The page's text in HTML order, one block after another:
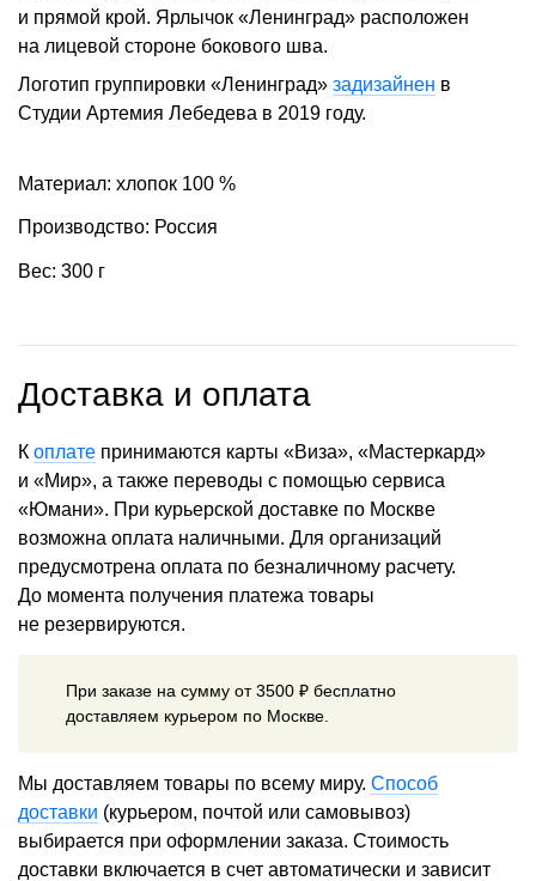
и прямой крой. Ярлычок «Ленинград» расположен
на лицевой стороне бокового шва.
Логотип группировки «Ленинград» задизайнен в
Студии Артемия Лебедева в 2019 году.
Материал: хлопок 100 %
Производство: Россия
Вес: 300 г
Доставка и оплата
К оплате принимаются карты «Виза», «Мастеркард»
и «Мир», а также переводы с помощью сервиса
«Юмани». При курьерской доставке по Москве
возможна оплата наличными. Для организаций
предусмотрена оплата по безналичному расчету.
До момента получения платежа товары
не резервируются.
При заказе на сумму от 3500 ₽ бесплатно
доставляем курьером по Москве.
Мы доставляем товары по всему миру. Способ
доставки (курьером, почтой или самовывоз)
выбирается при оформлении заказа. Стоимость
доставки включается в счет автоматически и зависит